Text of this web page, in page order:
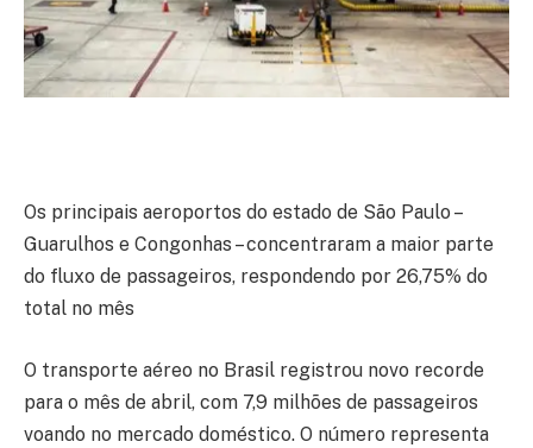
Os principais aeroportos do estado de São Paulo –
Guarulhos e Congonhas – concentraram a maior parte
do fluxo de passageiros, respondendo por 26,75% do
total no mês
O transporte aéreo no Brasil registrou novo recorde
para o mês de abril, com 7,9 milhões de passageiros
voando no mercado doméstico. O número representa